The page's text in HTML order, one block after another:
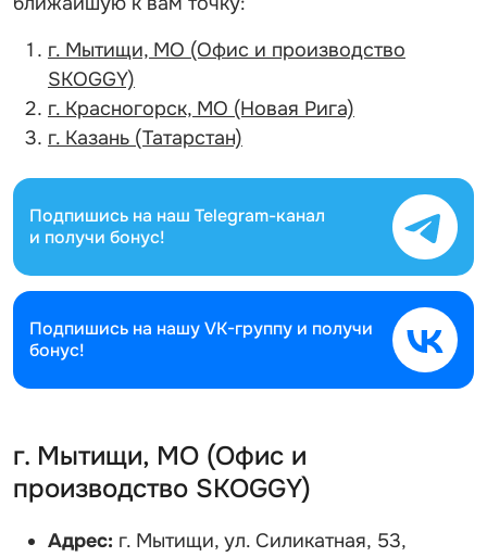
г. Мытищи, МО (Офис и производство
SKOGGY)
г. Красногорск, МО (Новая Рига)
г. Казань (Татарстан)
Подпишись на наш Telegram-канал
и получи бонус!
Подпишись на нашуVK-группу и получи
бонус!
г. Мытищи, МО (Офис и
производство SKOGGY)
Адрес: г. Мытищи, ул. Силикатная, 53,